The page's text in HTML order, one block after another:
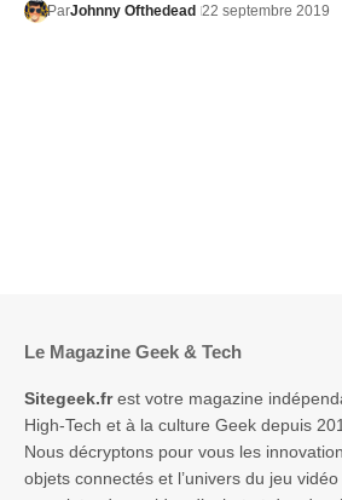
ParJohnny Ofthedead 22 septembre 2019
Le Magazine Geek & Tech
Sitegeek.frest votre magazine
High-Tech et à la culture Geek depuis
Nous décryptons pour vous les
objets connectés et l’univers du jeu